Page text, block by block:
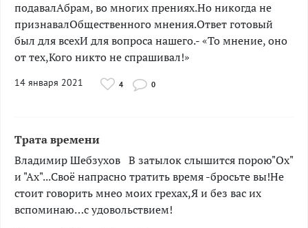
подавалАбрам, во многих прениях.Но никогда не
признавалОбщественного мнения.Ответ готовый
был для всехИ для вопроса нашего.- «То мнение, оно
от тех,Кого никто не спрашивал!»
14 января 2021 4 0
Трата времени
Владимир Шебзухов В затылок слышится порою"Ох"
и "Ах"...Своё напрасно тратить время -бросьте вы!Не
стоит говорить мнео моих грехах,Я и без вас их
вспоминаю…с удовольствием!